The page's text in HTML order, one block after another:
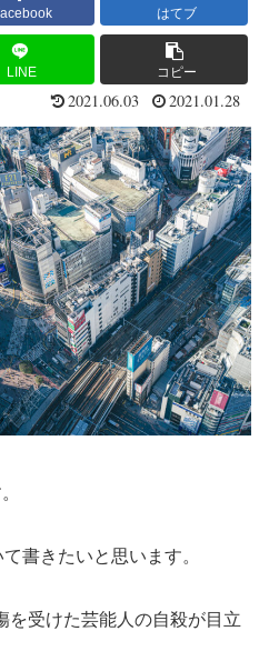
はてブ
LINE コピー
2021.06.03 2021.01.28
書きたいと思います。
を受けた芸能人の自殺が目立